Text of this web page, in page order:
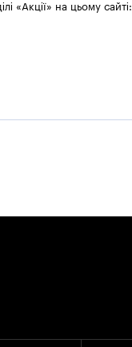
«Акції» на цьому сайті: